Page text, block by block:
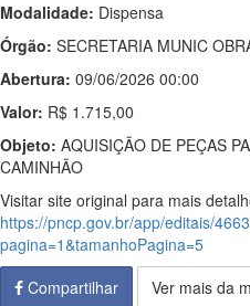
Modalidade: Dispensa
Órgão: SECRETARIA MUNIC
Abertura: 09/06/2026 00:00
Valor: R$ 1.715,00
Objeto: AQUISIÇÃO DE PEÇAS
CAMINHÃO
Visitar site original para mais
https://pncp.gov.br/app/editais/
pagina=1&tamanhoPagina=5
Compartilhar
Ver mais da